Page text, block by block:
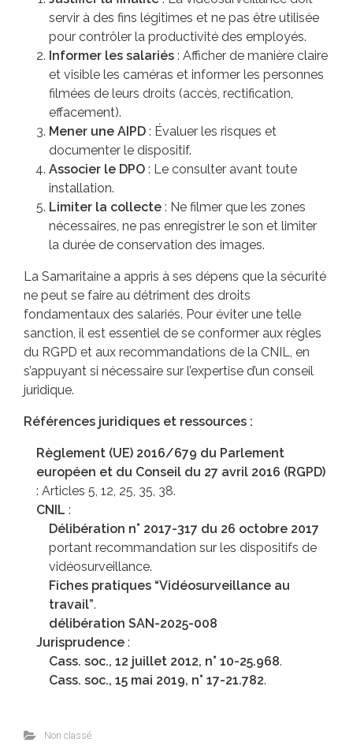
servir à des fins légitimes et ne pas être utilisée
pour contrôler la productivité des employés.
Informer les salariés : Afficher de manière claire
et visible les caméras et informer les personnes
filmées de leurs droits (accès, rectification,
effacement).
Mener une AIPD : Évaluer les risques et
documenter le dispositif.
Associer le DPO : Le consulter avant toute
installation.
Limiter la collecte : Ne filmer que les zones
nécessaires, ne pas enregistrer le son et limiter
la durée de conservation des images.
La Samaritaine a appris à ses dépens que la sécurité
ne peut se faire au détriment des droits
fondamentaux des salariés. Pour éviter une telle
sanction, il est essentiel de se conformer aux règles
du RGPD et aux recommandations de la CNIL, en
s’appuyant si nécessaire sur l’expertise d’un conseil
juridique.
Références juridiques et ressources :
Règlement (UE) 2016/679 du Parlement
européen et du Conseil du 27 avril 2016 (RGPD)
: Articles 5, 12, 25, 35, 38.
CNIL :
Délibération n° 2017-317 du 26 octobre 2017
portant recommandation sur les dispositifs de
vidéosurveillance.
Fiches pratiques “Vidéosurveillance au
travail”.
délibération SAN-2025-008
Jurisprudence :
Cass. soc., 12 juillet 2012, n° 10-25.968.
Cass. soc., 15 mai 2019, n° 17-21.782.
Non classé